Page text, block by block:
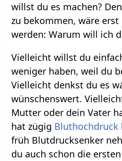
willst du es machen?
zu bekommen, wäre erst
werden: Warum will ich
Vielleicht willst du
weniger haben, weil du
Vielleicht denkst du es
wünschenswert.
Mutter oder dein Vater
hat zügig Bluthochdruck
früh Blutdrucksenker
du auch schon die